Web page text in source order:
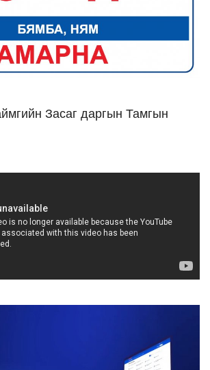
Засаг даргын Тамгын